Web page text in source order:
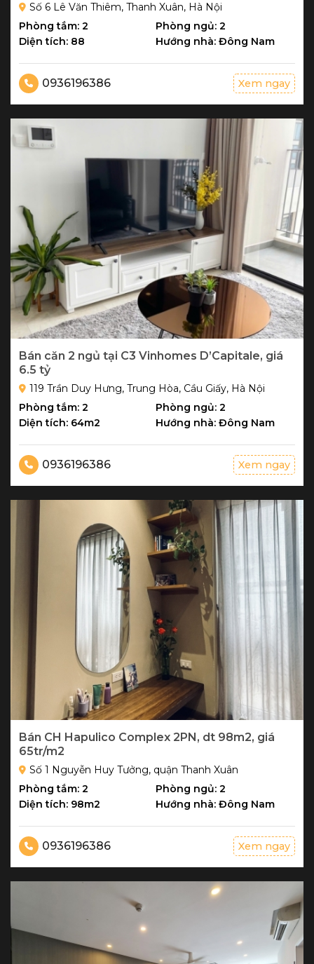
Số 6 Lê Văn Thiêm, Thanh Xuân, Hà Nội
Phòng tắm: 2
Phòng ngủ: 2
Diện tích: 88
Hướng nhà: Đông Nam
0936196386 Xem ngay
Bán căn 2 ngủ tại C3 Vinhomes D’Capitale, giá
6.5 tỷ
119 Trần Duy Hưng, Trung Hòa, Cầu Giấy, Hà Nội
Phòng tắm: 2
Phòng ngủ: 2
Diện tích: 64m2
Hướng nhà: Đông Nam
0936196386 Xem ngay
Bán CH Hapulico Complex 2PN, dt 98m2, giá
65tr/m2
Số 1 Nguyễn Huy Tưởng, quận Thanh Xuân
Phòng tắm: 2
Phòng ngủ: 2
Diện tích: 98m2
Hướng nhà: Đông Nam
0936196386 Xem ngay